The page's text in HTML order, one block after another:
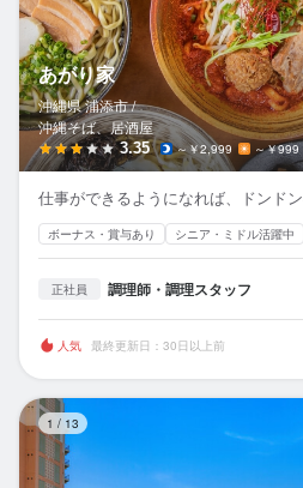
あがり家
沖縄県 浦添市 /
沖縄そば、居酒屋
3.35 ～￥2,999 ～￥999
仕事ができるようになれば、ドンド
ボーナス・賞与あり シニア・ミドル活躍中
正社員 調理師・調理スタッフ
人気 最終更新日：30日以上前
1 / 13